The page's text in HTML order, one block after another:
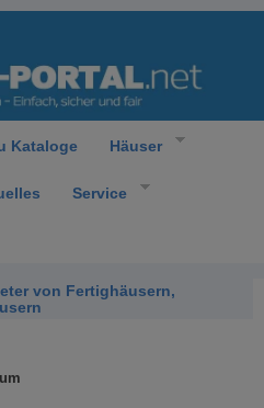
Kataloge Häuser
Service
von Fertighäusern,